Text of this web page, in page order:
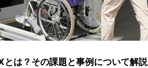
とは？その課題と事例について解説